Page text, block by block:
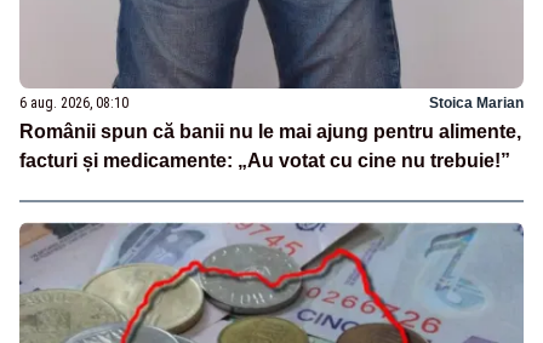
6 aug. 2026, 08:10 Stoica Marian
Românii spun că banii nu le mai ajung pentru alimente,
facturi și medicamente: „Au votat cu cine nu trebuie!”